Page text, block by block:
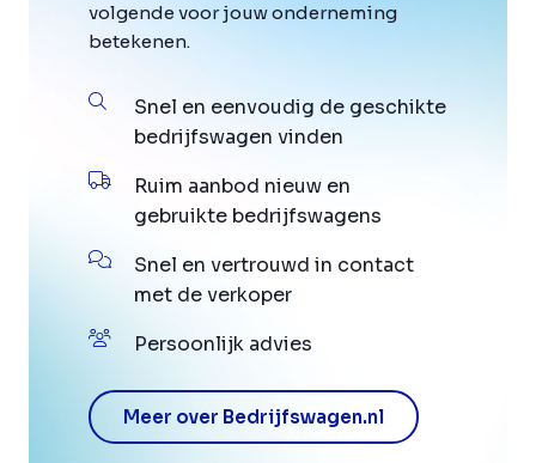
volgende voor jouw onderneming
betekenen.
Snel en eenvoudig de geschikte
bedrijfswagen vinden
Ruim aanbod nieuw en
gebruikte bedrijfswagens
Snel en vertrouwd in contact
met de verkoper
Persoonlijk advies
Meer over Bedrijfswagen.nl